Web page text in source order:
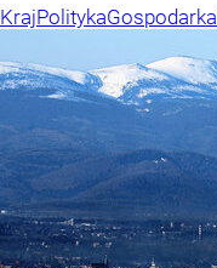
KrajPolitykaGospodarka